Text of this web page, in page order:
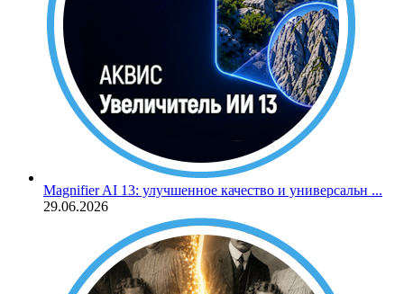
Magnifier AI 13: улучшенное качество и универсальн ...
29.06.2026